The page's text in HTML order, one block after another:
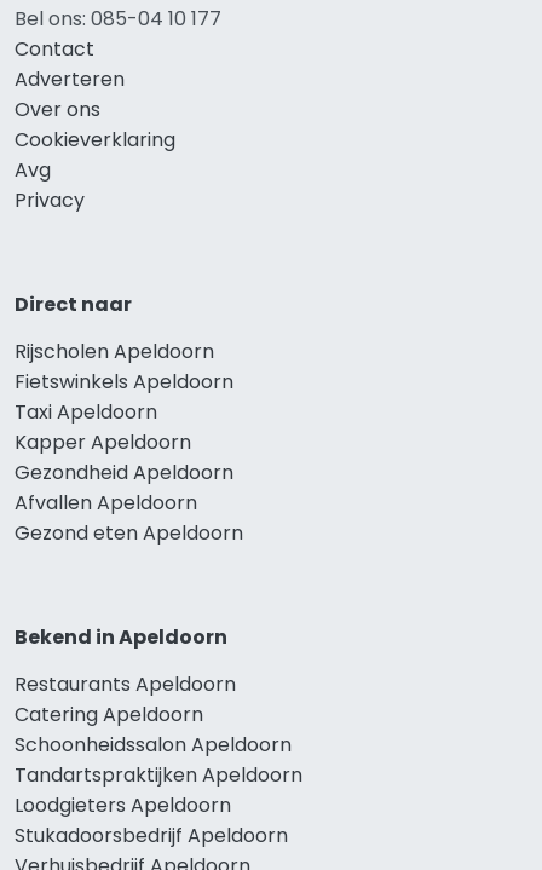
Bel ons: 085-04 10 177
Contact
Adverteren
Over ons
Cookieverklaring
Avg
Privacy
Direct naar
Rijscholen Apeldoorn
Fietswinkels Apeldoorn
Taxi Apeldoorn
Kapper Apeldoorn
Gezondheid Apeldoorn
Afvallen Apeldoorn
Gezond eten Apeldoorn
Bekend in Apeldoorn
Restaurants Apeldoorn
Catering Apeldoorn
Schoonheidssalon Apeldoorn
Tandartspraktijken Apeldoorn
Loodgieters Apeldoorn
Stukadoorsbedrijf Apeldoorn